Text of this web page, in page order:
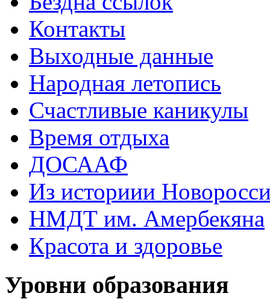
Контакты
Выходные данные
Народная летопись
Счастливые каникулы
Время отдыха
ДОСААФ
Из историии
НМДТ им. Амербекяна
Красота и здоровье
Уровни образования